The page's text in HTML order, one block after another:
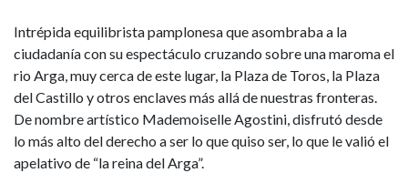
Intrépida equilibrista pamplonesa que asombraba a la
ciudadanía con su espectáculo cruzando sobre una maroma el
rio Arga, muy cerca de este lugar, la Plaza de Toros, la Plaza
del Castillo y otros enclaves más allá de nuestras fronteras.
De nombre artístico Mademoiselle Agostini, disfrutó desde
lo más alto del derecho a ser lo que quiso ser, lo que le valió el
apelativo de “la reina del Arga”.